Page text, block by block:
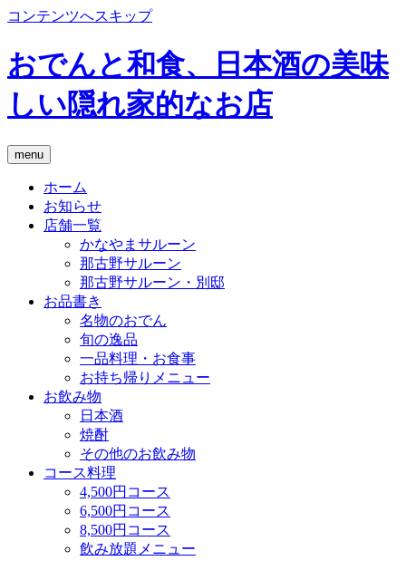
コンテンツへスキップ
おでんと和食、日本酒の美味
しい隠れ家的なお店
menu
ホーム
お知らせ
店舗一覧
かなやまサルーン
那古野サルーン
那古野サルーン・別邸
お品書き
名物のおでん
旬の逸品
一品料理・お食事
お持ち帰りメニュー
お飲み物
日本酒
焼酎
その他のお飲み物
コース料理
4,500円コース
6,500円コース
8,500円コース
飲み放題メニュー